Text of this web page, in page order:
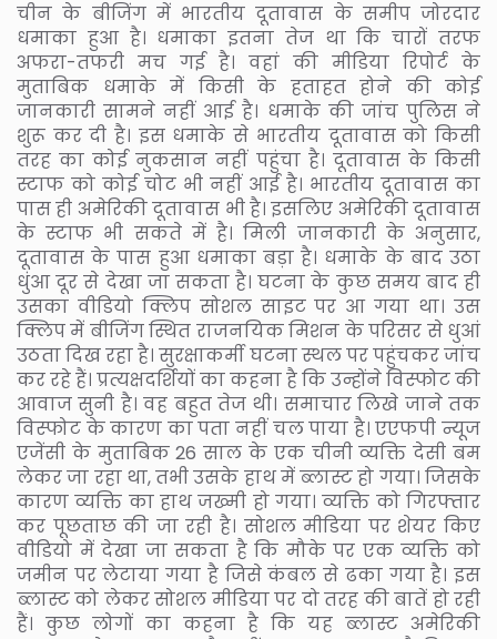
चीन के बीजिंग में भारतीय दूतावास के समीप जोरदार
धमाका हुआ है। धमाका इतना तेज था कि चारों तरफ
अफरा-तफरी मच गई है। वहां की मीडिया रिपोर्ट के
मुताबिक धमाके में किसी के हताहत होने की कोई
जानकारी सामने नहीं आई है। धमाके की जांच पुलिस ने
शुरू कर दी है। इस धमाके से भारतीय दूतावास को किसी
तरह का कोई नुकसान नहीं पहुंचा है। दूतावास के किसी
स्टाफ को कोई चोट भी नहीं आई है। भारतीय दूतावास का
पास ही अमेरिकी दूतावास भी है। इसलिए अमेरिकी दूतावास
के स्टाफ भी सकते में है। मिली जानकारी के अनुसार,
दूतावास के पास हुआ धमाका बड़ा है। धमाके के बाद उठा
धुंआ दूर से देखा जा सकता है। घटना के कुछ समय बाद ही
उसका वीडियो क्लिप सोशल साइट पर आ गया था। उस
क्लिप में बीजिंग स्थित राजनयिक मिशन के परिसर से धुआं
उठता दिख रहा है। सुरक्षाकर्मी घटना स्थल पर पहुंचकर जांच
कर रहे हैं। प्रत्यक्षदर्शियों का कहना है कि उन्होंने विस्फोट की
आवाज सुनी है। वह बहुत तेज थी। समाचार लिखे जाने तक
विस्फोट के कारण का पता नहीं चल पाया है। एएफपी न्यूज
एजेंसी के मुताबिक 26 साल के एक चीनी व्यक्ति देसी बम
लेकर जा रहा था, तभी उसके हाथ में ब्लास्ट हो गया। जिसके
कारण व्यक्ति का हाथ जख्मी हो गया। व्यक्ति को गिरफ्तार
कर पूछताछ की जा रही है। सोशल मीडिया पर शेयर किए
वीडियो में देखा जा सकता है कि मौके पर एक व्यक्ति को
जमीन पर लेटाया गया है जिसे कंबल से ढका गया है। इस
ब्लास्ट को लेकर सोशल मीडिया पर दो तरह की बातें हो रही
हैं। कुछ लोगों का कहना है कि यह ब्लास्ट अमेरिकी